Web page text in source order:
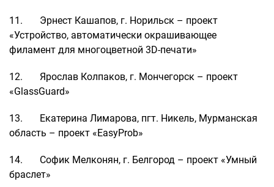
11. Эрнест Кашапов, г. Норильск – проект
«Устройство, автоматически окрашивающее
филамент для многоцветной 3D-печати»
12. Ярослав Колпаков, г. Мончегорск – проект
«GlassGuard»
13. Екатерина Лимарова, пгт. Никель, Мурманская
область – проект «EasyProb»
14. Софик Мелконян, г. Белгород – проект «Умный
браслет»